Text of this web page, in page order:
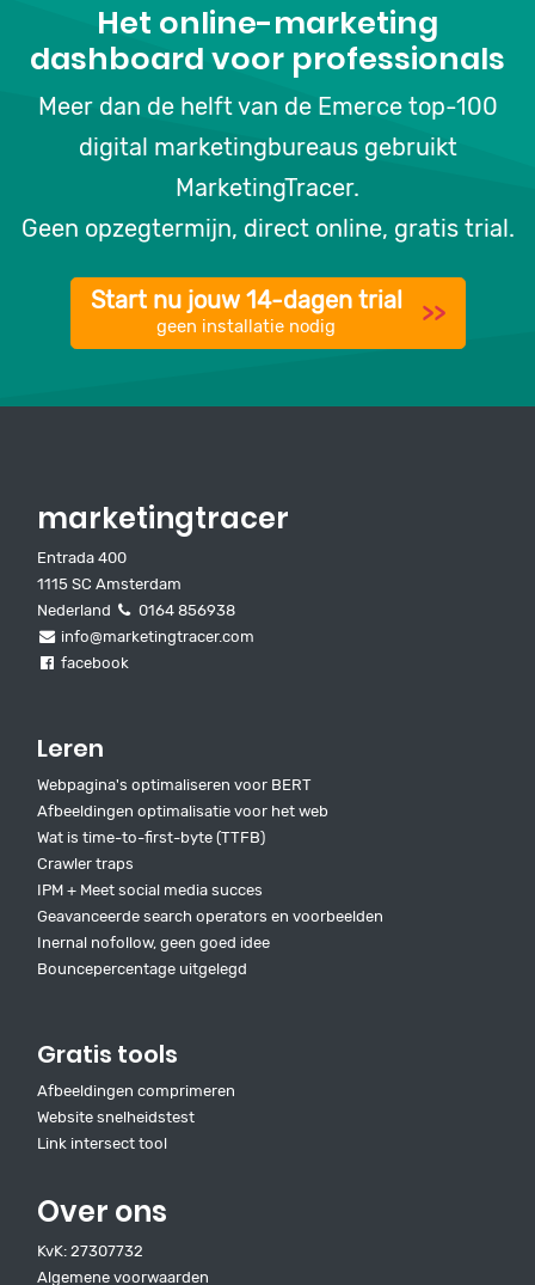
Het online-marketing
dashboard voor professionals
Meer dan de helft van de Emerce top-100
digital marketingbureaus gebruikt
MarketingTracer.
Geen opzegtermijn, direct online, gratis trial.
Start nu jouw 14-dagen trial
geen installatie nodig >>
marketingtracer
Entrada 400
1115 SC Amsterdam
Nederland
0164 856938
info@marketingtracer.com
facebook
Leren
Webpagina's optimaliseren voor BERT
Afbeeldingen optimalisatie voor het web
Wat is time-to-first-byte (TTFB)
Crawler traps
IPM + Meet social media succes
Geavanceerde search operators en voorbeelden
Inernal nofollow, geen goed idee
Bouncepercentage uitgelegd
Gratis tools
Afbeeldingen comprimeren
Website snelheidstest
Link intersect tool
Over ons
KvK: 27307732
Algemene voorwaarden